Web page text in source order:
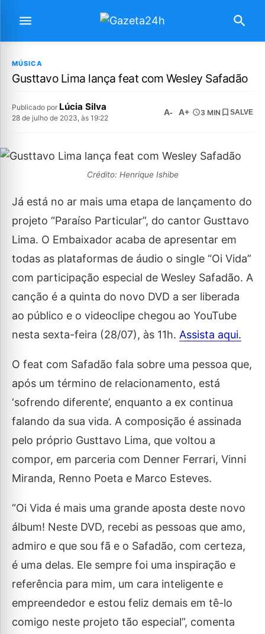
MÚSICA
Gusttavo Lima lança feat com Wesley Safadão
Publicado por Lúcia Silva
28 de julho de 2023, às 19:22
A- A+ 3 MIN SALVE
Crédito: Henrique Ishibe
Já está no ar mais uma etapa de lançamento do
projeto “Paraíso Particular”, do cantor Gusttavo
Lima. O Embaixador acaba de apresentar em
todas as plataformas de áudio o single “Oi Vida”
com participação especial de Wesley Safadão. A
canção é a quinta do novo DVD a ser liberada
ao público e o videoclipe chegou ao YouTube
nesta sexta-feira (28/07), às 11h. Assista aqui.
O feat com Safadão fala sobre uma pessoa que,
após um término de relacionamento, está
‘sofrendo diferente’, enquanto a ex continua
falando da sua vida. A composição é assinada
pelo próprio Gusttavo Lima, que voltou a
compor, em parceria com Denner Ferrari, Vinni
Miranda, Renno Poeta e Marco Esteves.
“Oi Vida é mais uma grande aposta deste novo
álbum! Neste DVD, recebi as pessoas que amo,
admiro e que sou fã e o Safadão, com certeza,
é uma delas. Ele sempre foi uma inspiração e
referência para mim, um cara inteligente e
empreendedor e estou feliz demais em tê-lo
comigo neste projeto tão especial”, comenta